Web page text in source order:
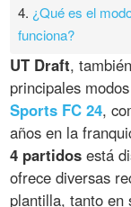
4. ¿Qué es el
funciona?
UT Draft,
principales
Sports FC 24,
años en la
4 partidos está
ofrece diversas
plantilla, tanto en